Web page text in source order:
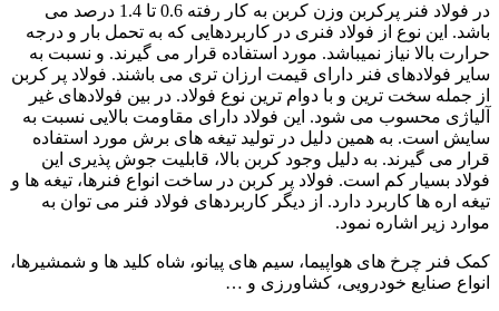
در فولاد فنر پرکربن وزن کربن به کار رفته 0.6 تا 1.4 درصد می
باشد. این نوع از فولاد فنری در کاربردهایی که به تحمل بار و درجه
حرارت بالا نیاز نمیباشد. مورد استفاده قرار می گیرند. و نسبت به
سایر فولادهای فنر دارای قیمت ارزان تری می باشند. فولاد پر کربن
از جمله سخت ترین و با دوام ترین نوع فولاد. در بین فولادهای غیر
آلیاژی محسوب می شود. این فولاد دارای مقاومت بالایی نسبت به
سایش است. به همین دلیل در تولید تیغه های برش مورد استفاده
قرار می گیرند. به دلیل وجود کربن بالا، قابلیت جوش پذیری این
فولاد بسیار کم است. فولاد پر کربن در ساخت انواع فنرها، تیغه ها و
تیغه اره ها کاربرد دارد. از دیگر کاربردهای فولاد فنر می توان به
موارد زیر اشاره نمود.
کمک فنر چرخ های هواپیما، سیم های پیانو، شاه کلید ها و شمشیرها،
انواع صنایع خودرویی، کشاورزی و …